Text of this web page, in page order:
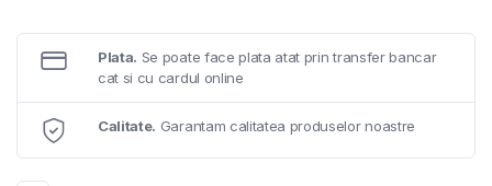
Plata. Se poate face plata atat prin transfer bancar
cat si cu cardul online
Calitate. Garantam calitatea produselor noastre